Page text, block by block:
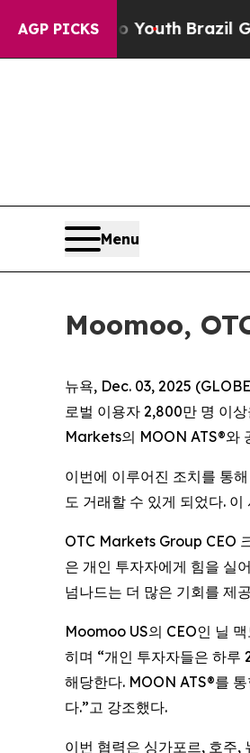
AGP PICKS
to Youth Brazil Gives
Menu
Moomoo,
뉴욕, Dec. 03, 2025
로벌 이용자 2,800만 명 이
Markets의 MOON ATS®와
이번에 이루어진 조치를 통
도 거래할 수 있게 되었다.
OTC Markets Group CEO
은 개인 투자자에게 힘을 실
넘나드는 더 많은 기회를 제
Moomoo US의 CEO인 닐
히며 “개인 투자자들은 하루
해당한다. MOON ATS®를
다.”고 강조했다.
이번 협력은 싱가포르, 호주,